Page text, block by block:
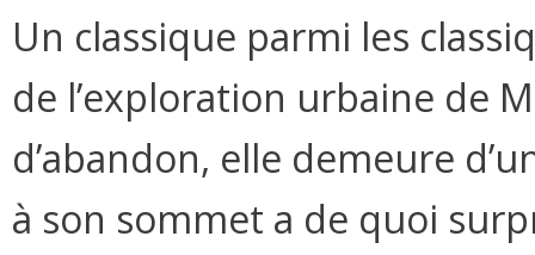
Un classique parmi les
de l’exploration urbaine de
d’abandon, elle demeure
à son sommet a de quoi